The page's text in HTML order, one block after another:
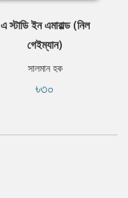
এ স্টাডি ইন এমারাল্ড (নিল
গেইম্যান)
সালমান হক
৳৩০